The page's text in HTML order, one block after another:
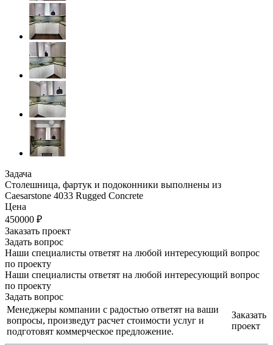
Задача
Столешница, фартук и подоконники выполнены из
Caesarstone 4033 Rugged Concrete
Цена
450000 ₽
Заказать проект
Задать вопрос
Наши специалисты ответят на любой интересующий вопрос
по проекту
Наши специалисты ответят на любой интересующий вопрос
по проекту
Задать вопрос
Менеджеры компании с радостью ответят на ваши
вопросы, произведут расчет стоимости услуг и
подготовят коммерческое предложение.
Заказать
проект